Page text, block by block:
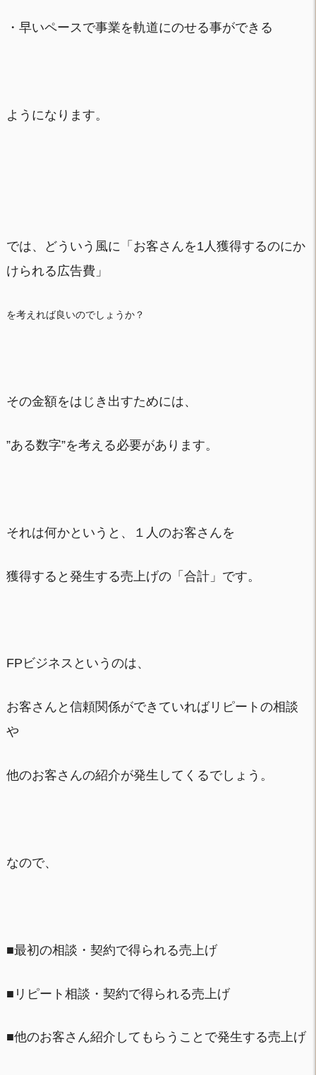
・早いペースで事業を軌道にのせる事ができる
ようになります。
では、どういう風に「お客さんを1人獲得するのにか
けられる広告費」
を考えれば良いのでしょうか？
その金額をはじき出すためには、
”ある数字”を考える必要があります。
それは何かというと、１人のお客さんを
獲得すると発生する売上げの「合計」です。
FPビジネスというのは、
お客さんと信頼関係ができていればリピートの相談
や
他のお客さんの紹介が発生してくるでしょう。
なので、
■最初の相談・契約で得られる売上げ
■リピート相談・契約で得られる売上げ
■他のお客さん紹介してもらうことで発生する売上げ